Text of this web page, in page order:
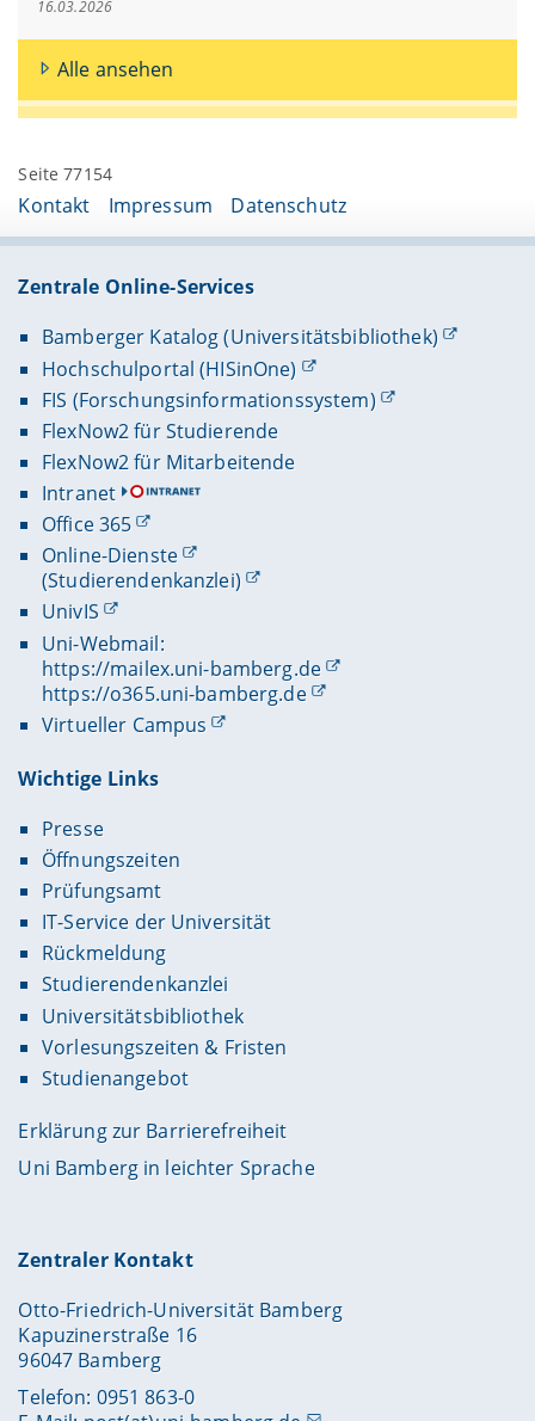
16.03.2026
Alle ansehen
Seite 77154
Kontakt Impressum Datenschutz
Zentrale Online-Services
Bamberger Katalog (Universitätsbibliothek)
Hochschulportal (HISinOne)
FIS (Forschungsinformationssystem)
FlexNow2 für Studierende
FlexNow2 für Mitarbeitende
Intranet
Office 365
Online-Dienste
(Studierendenkanzlei)
UnivIS
Uni-Webmail:
https://mailex.uni-bamberg.de
https://o365.uni-bamberg.de
Virtueller Campus
Wichtige Links
Presse
Öffnungszeiten
Prüfungsamt
IT-Service der Universität
Rückmeldung
Studierendenkanzlei
Universitätsbibliothek
Vorlesungszeiten & Fristen
Studienangebot
Erklärung zur Barrierefreiheit
Uni Bamberg in leichter Sprache
Zentraler Kontakt
Otto-Friedrich-Universität Bamberg
Kapuzinerstraße 16
96047 Bamberg
Telefon: 0951 863-0